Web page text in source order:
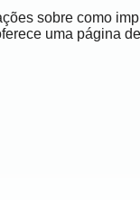
sobre como
uma página